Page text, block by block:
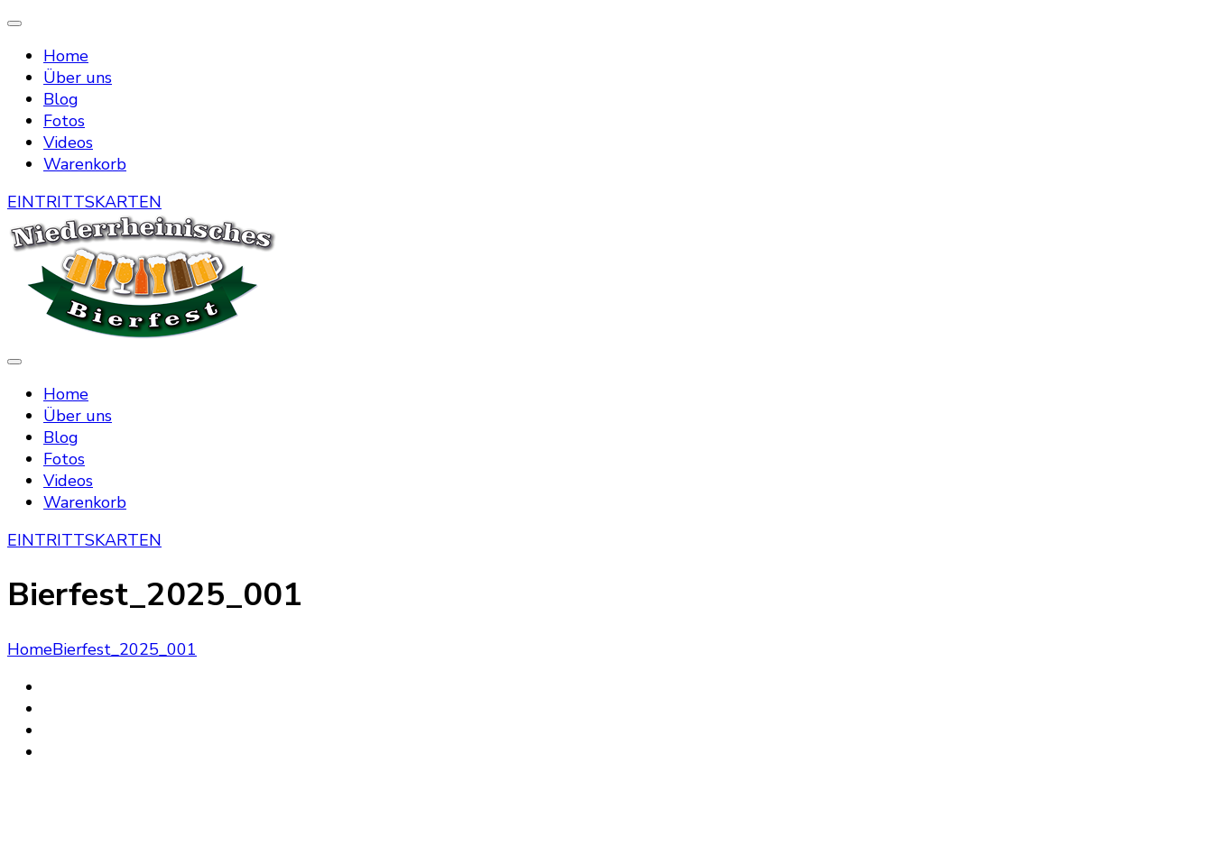
Home
Über uns
Blog
Fotos
Videos
Warenkorb
EINTRITTSKARTEN
Niederrheinisches Bierfest
Home
Über uns
Blog
Fotos
Videos
Warenkorb
EINTRITTSKARTEN
Bierfest_2025_001
HomeBierfest_2025_001